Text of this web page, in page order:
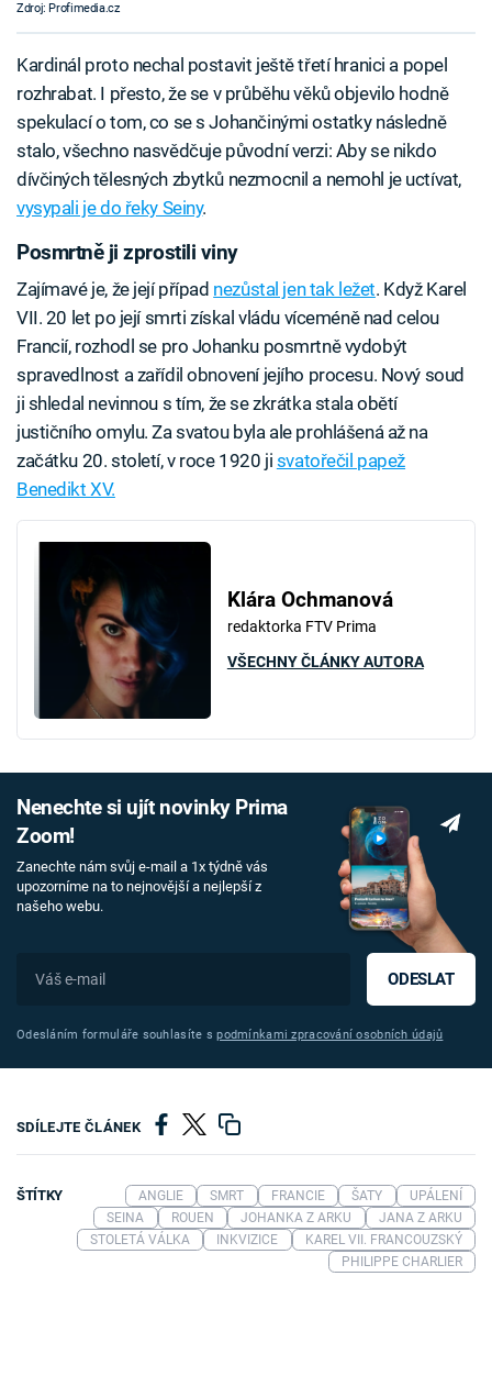
Zdroj: Profimedia.cz
Kardinál proto nechal postavit ještě třetí hranici a popel
rozhrabat. I přesto, že se v průběhu věků objevilo hodně
spekulací o tom, co se s Johančinými ostatky následně
stalo, všechno nasvědčuje původní verzi: Aby se nikdo
dívčiných tělesných zbytků nezmocnil a nemohl je uctívat,
vysypali je do řeky Seiny.
Posmrtně ji zprostili viny
Zajímavé je, že její případ nezůstal jen tak ležet. Když Karel
VII. 20 let po její smrti získal vládu víceméně nad celou
Francií, rozhodl se pro Johanku posmrtně vydobýt
spravedlnost a zařídil obnovení jejího procesu. Nový soud
ji shledal nevinnou s tím, že se zkrátka stala obětí
justičního omylu. Za svatou byla ale prohlášená až na
začátku 20. století, v roce 1920 ji svatořečil papež
Benedikt XV.
Klára Ochmanová
redaktorka FTV Prima
VŠECHNY ČLÁNKY AUTORA
Nenechte si ujít novinky Prima
Zoom!
Zanechte nám svůj e-mail a 1x týdně vás
upozorníme na to nejnovější a nejlepší z
našeho webu.
ODESLAT
Odesláním formuláře souhlasíte spodmínkami zpracování osobních údajů
SDÍLEJTE ČLÁNEK
ŠTÍTKY ANGLIE SMRT FRANCIE ŠATY
UPÁLENÍ
SEINA
ROUEN JOHANKA Z ARKU
JANA Z ARKU
STOLETÁ VÁLKA
INKVIZICE
KAREL VII. FRANCOUZSKÝ
PHILIPPE CHARLIER